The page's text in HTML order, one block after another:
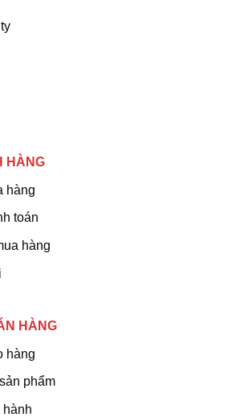
HÀNG
hàng
toán
hàng
HÀNG
hàng
phẩm
hành